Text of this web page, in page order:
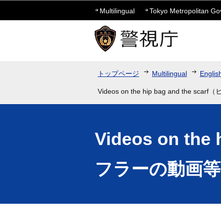
Multilingual Tokyo Metropolitan
トップページ Multilingual
Videos on the hip bag and the scarf（
Videos on the
フラーの動画